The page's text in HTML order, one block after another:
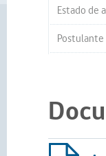
Estado de